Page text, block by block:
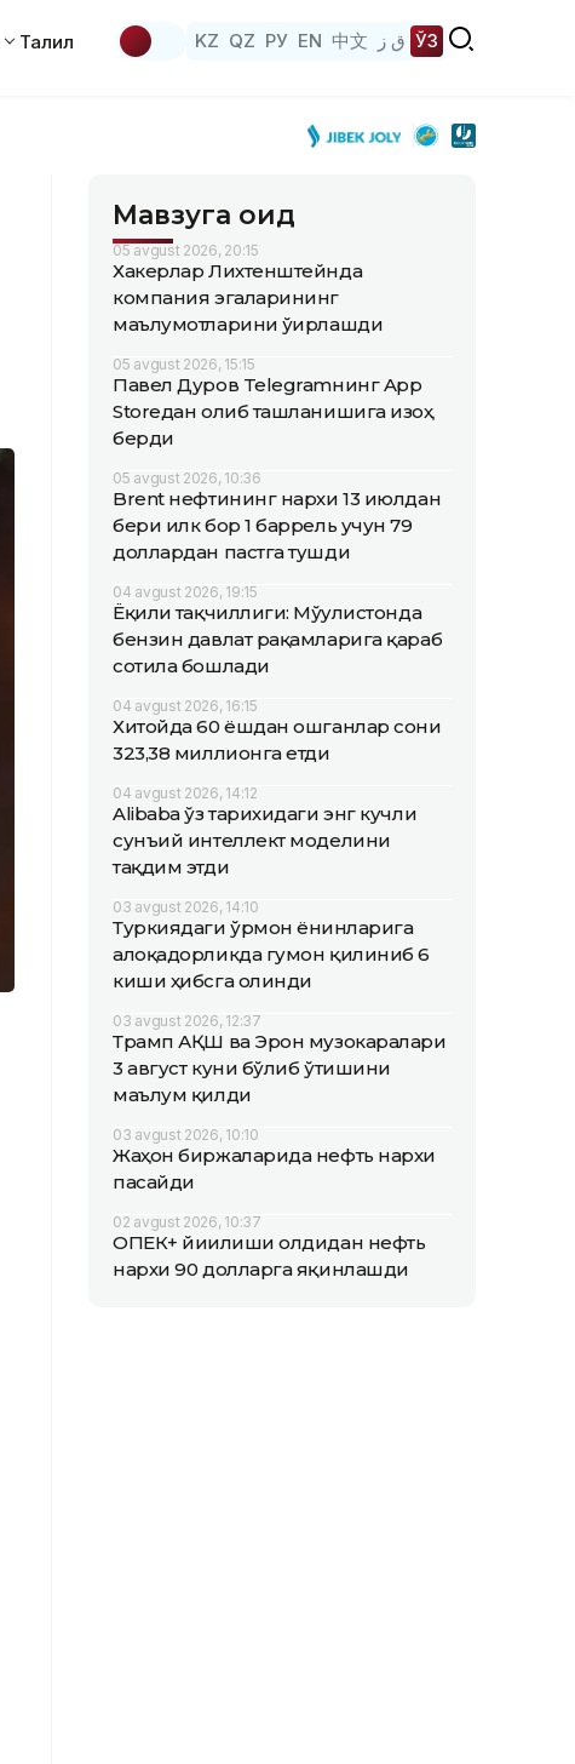
Таҳлил KZ QZ РУ EN 中文 ق ز ЎЗ
Мавзуга оид
05 avgust 2026, 20:15
Хакерлар Лихтенштейнда
компания эгаларининг
маълумотларини ўғирлашди
05 avgust 2026, 15:15
Павел Дуров Telegramнинг App
Storeдан олиб ташланишига изоҳ
берди
05 avgust 2026, 10:36
Brent нефтининг нархи 13 июлдан
бери илк бор 1 баррель учун 79
доллардан пастга тушди
04 avgust 2026, 19:15
Ёқилғи тақчиллиги: Мўғулистонда
бензин давлат рақамларига қараб
сотила бошлади
04 avgust 2026, 16:15
Хитойда 60 ёшдан ошганлар сони
323,38 миллионга етди
04 avgust 2026, 14:12
Alibaba ўз тарихидаги энг кучли
сунъий интеллект моделини
тақдим этди
03 avgust 2026, 14:10
Туркиядаги ўрмон ёнғинларига
алоқадорликда гумон қилиниб 6
киши ҳибсга олинди
03 avgust 2026, 12:37
Трамп АҚШ ва Эрон музокаралари
3 август куни бўлиб ўтишини
маълум қилди
03 avgust 2026, 10:10
Жаҳон биржаларида нефть нархи
пасайди
02 avgust 2026, 10:37
ОПEК+ йиғилиши олдидан нефть
нархи 90 долларга яқинлашди